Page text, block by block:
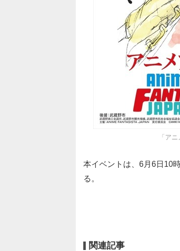
「ア
本イベントは、6月6日10
る。
関連記事